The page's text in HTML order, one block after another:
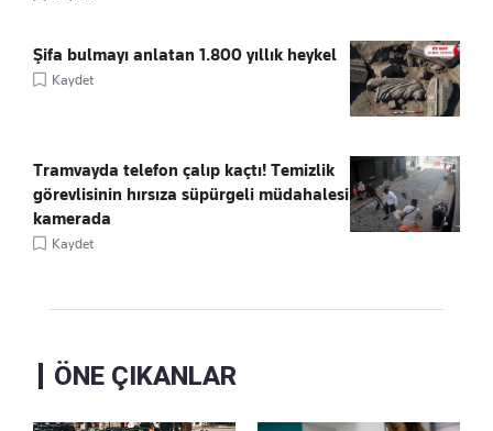
Şifa bulmayı anlatan 1.800 yıllık heykel
Kaydet
Tramvayda telefon çalıp kaçtı! Temizlik
görevlisinin hırsıza süpürgeli müdahalesi
kamerada
Kaydet
ÖNE ÇIKANLAR